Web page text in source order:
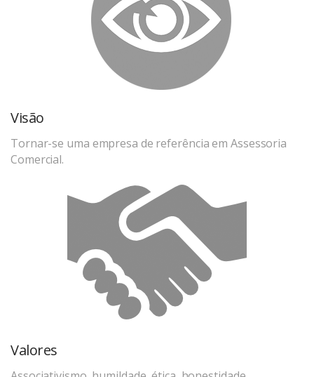
Visão
Tornar-se uma empresa de referência em Assessoria
Comercial.
Valores